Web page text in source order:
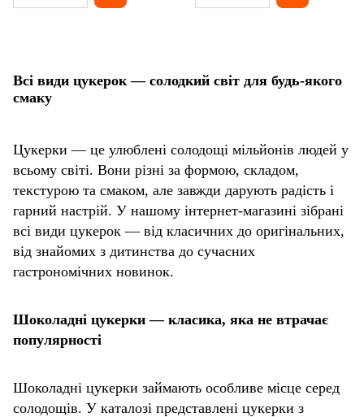
Всі види цукерок — солодкий світ для будь-якого
смаку
Цукерки — це улюблені солодощі мільйонів людей у
всьому світі. Вони різні за формою, складом,
текстурою та смаком, але завжди дарують радість і
гарний настрій. У нашому інтернет-магазині зібрані
всі види цукерок — від класичних до оригінальних,
від знайомих з дитинства до сучасних
гастрономічних новинок.
Шоколадні цукерки — класика, яка не втрачає
популярності
Шоколадні цукерки займають особливе місце серед
солодощів. У каталозі представлені цукерки з